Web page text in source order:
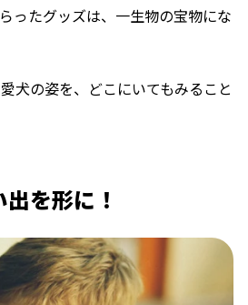
ったグッズは、一生物の宝物にな
犬の姿を、どこにいてもみること
を形に！